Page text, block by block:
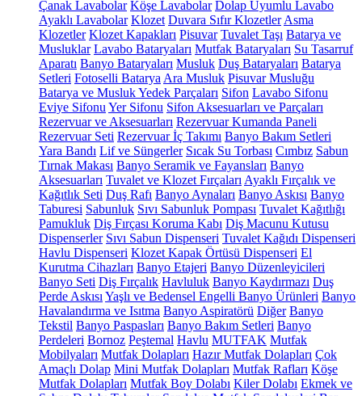
Çanak Lavabolar Köşe Lavabolar Dolap Uyumlu Lavabo
Ayaklı Lavabolar Klozet Duvara Sıfır Klozetler Asma
Klozetler Klozet Kapakları Pisuvar Tuvalet Taşı Batarya ve
Musluklar Lavabo Bataryaları Mutfak Bataryaları Su Tasarruf
Aparatı Banyo Bataryaları Musluk Duş Bataryaları Batarya
Setleri Fotoselli Batarya Ara Musluk Pisuvar Musluğu
Batarya ve Musluk Yedek Parçaları Sifon Lavabo Sifonu
Eviye Sifonu Yer Sifonu Sifon Aksesuarları ve Parçaları
Rezervuar ve Aksesuarları Rezervuar Kumanda Paneli
Rezervuar Seti Rezervuar İç Takımı Banyo Bakım Setleri
Yara Bandı Lif ve Süngerler Sıcak Su Torbası Cımbız Sabun
Tırnak Makası Banyo Seramik ve Fayansları Banyo
Aksesuarları Tuvalet ve Klozet Fırçaları Ayaklı Fırçalık ve
Kağıtlık Seti Duş Rafı Banyo Aynaları Banyo Askısı Banyo
Taburesi Sabunluk Sıvı Sabunluk Pompası Tuvalet Kağıtlığı
Pamukluk Diş Fırçası Koruma Kabı Diş Macunu Kutusu
Dispenserler Sıvı Sabun Dispenseri Tuvalet Kağıdı Dispenseri
Havlu Dispenseri Klozet Kapak Örtüsü Dispenseri El
Kurutma Cihazları Banyo Etajeri Banyo Düzenleyicileri
Banyo Seti Diş Fırçalık Havluluk Banyo Kaydırmazı Duş
Perde Askısı Yaşlı ve Bedensel Engelli Banyo Ürünleri Banyo
Havalandırma ve Isıtma Banyo Aspiratörü Diğer Banyo
Tekstil Banyo Paspasları Banyo Bakım Setleri Banyo
Perdeleri Bornoz Peştemal Havlu MUTFAK Mutfak
Mobilyaları Mutfak Dolapları Hazır Mutfak Dolapları Çok
Amaçlı Dolap Mini Mutfak Dolapları Mutfak Rafları Köşe
Mutfak Dolapları Mutfak Boy Dolabı Kiler Dolabı Ekmek ve